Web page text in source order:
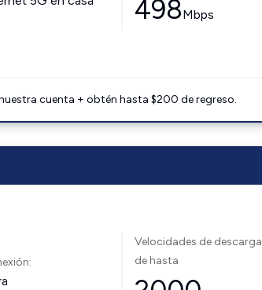
498Mbps
cuenta + obtén hasta $200 de regreso.
Velocidades de descarga
de hasta